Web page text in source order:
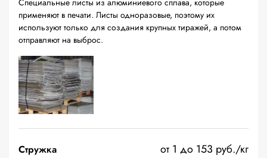
Специальные листы из алюминиевого сплава, которые
применяют в печати. Листы одноразовые, поэтому их
используют только для создания крупных тиражей, а потом
отправляют на выброс.
Стружка от 1 до 153 руб./кг